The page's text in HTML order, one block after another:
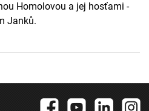
Homolovou a jej hosťami -
Janků.